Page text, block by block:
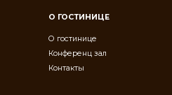
О ГОСТИНИЦЕ
О гостинице
Конференц зал
Контакты